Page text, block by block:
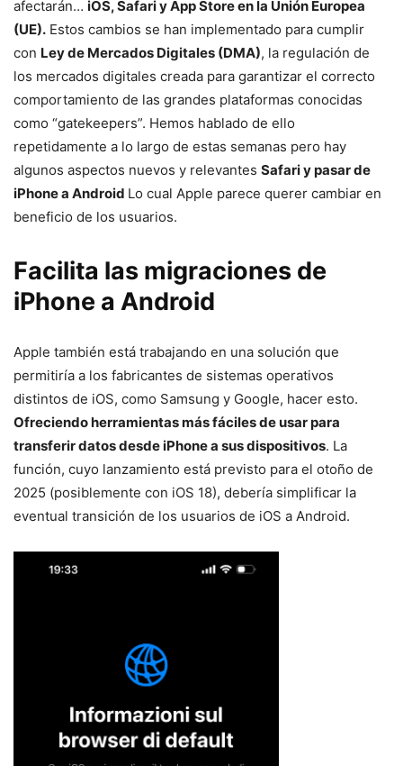
afectarán… iOS, Safari y App Store en la Unión Europea
(UE). Estos cambios se han implementado para cumplir
con Ley de Mercados Digitales (DMA), la regulación de
los mercados digitales creada para garantizar el correcto
comportamiento de las grandes plataformas conocidas
como “gatekeepers”. Hemos hablado de ello
repetidamente a lo largo de estas semanas pero hay
algunos aspectos nuevos y relevantes Safari y pasar de
iPhone a Android Lo cual Apple parece querer cambiar en
beneficio de los usuarios.
Facilita las migraciones de
iPhone a Android
Apple también está trabajando en una solución que
permitiría a los fabricantes de sistemas operativos
distintos de iOS, como Samsung y Google, hacer esto.
Ofreciendo herramientas más fáciles de usar para
transferir datos desde iPhone a sus dispositivos. La
función, cuyo lanzamiento está previsto para el otoño de
2025 (posiblemente con iOS 18), debería simplificar la
eventual transición de los usuarios de iOS a Android.